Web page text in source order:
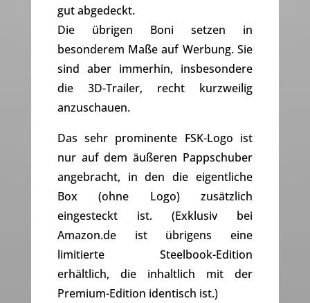
gut abgedeckt.
Die übrigen Boni setzen in
besonderem Maße auf Werbung. Sie
sind aber immerhin, insbesondere
die 3D-Trailer, recht kurzweilig
anzuschauen.
Das sehr prominente FSK-Logo ist
nur auf dem äußeren Pappschuber
angebracht, in den die eigentliche
Box (ohne Logo) zusätzlich
eingesteckt ist. (Exklusiv bei
Amazon.de ist übrigens eine
limitierte Steelbook-Edition
erhältlich, die inhaltlich mit der
Premium-Edition identisch ist.)